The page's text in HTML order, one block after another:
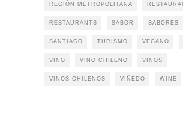
REGIÓN METROPOLITANA
RESTAURANTS SABOR SABORES
SANTIAGO TURISMO VEGANO
VINO VINO CHILENO VINOS
VINOS CHILENOS VIÑEDO WINE